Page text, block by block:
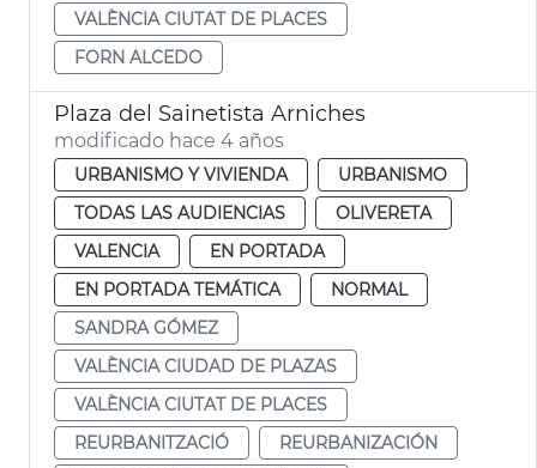
VALÈNCIA CIUTAT DE PLACES
FORN ALCEDO
Plaza del Sainetista Arniches
modificado hace 4 años
URBANISMO Y VIVIENDA
URBANISMO
TODAS LAS AUDIENCIAS
OLIVERETA
VALENCIA
EN PORTADA
EN PORTADA TEMÁTICA
NORMAL
SANDRA GÓMEZ
VALÈNCIA CIUDAD DE PLAZAS
VALÈNCIA CIUTAT DE PLACES
REURBANITZACIÓ
REURBANIZACIÓN